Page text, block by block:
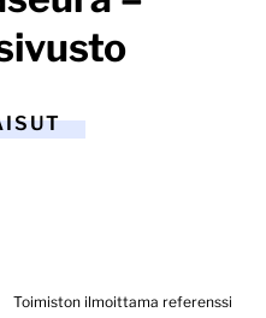
Toimiston ilmoittama referenssi